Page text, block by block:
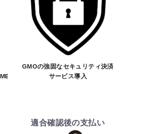
カートへ進む
に適合確認を行い、適
セル可能です。
のため予告無く価格が
。
産及び販売不可となる
せん。
）、
GMOの強固なセキュリティ決済
サービス導入
適合確認後の支払い